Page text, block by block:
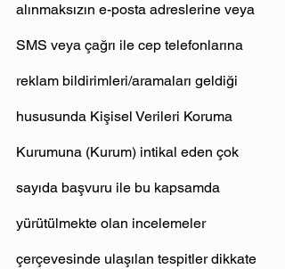
alınmaksızın e-posta adreslerine veya
SMS veya çağrı ile cep telefonlarına
reklam bildirimleri/aramaları geldiği
hususunda Kişisel Verileri Koruma
Kurumuna (Kurum) intikal eden çok
sayıda başvuru ile bu kapsamda
yürütülmekte olan incelemeler
çerçevesinde ulaşılan tespitler dikkate